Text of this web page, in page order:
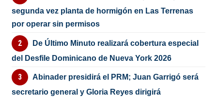
segunda vez planta de hormigón en Las Terrenas
por operar sin permisos
De Último Minuto realizará cobertura especial
del Desfile Dominicano de Nueva York 2026
Abinader presidirá el PRM; Juan Garrigó será
secretario general y Gloria Reyes dirigirá